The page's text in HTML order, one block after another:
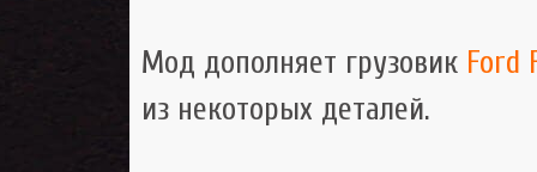
Мод дополняет грузовик Ford
из некоторых деталей.